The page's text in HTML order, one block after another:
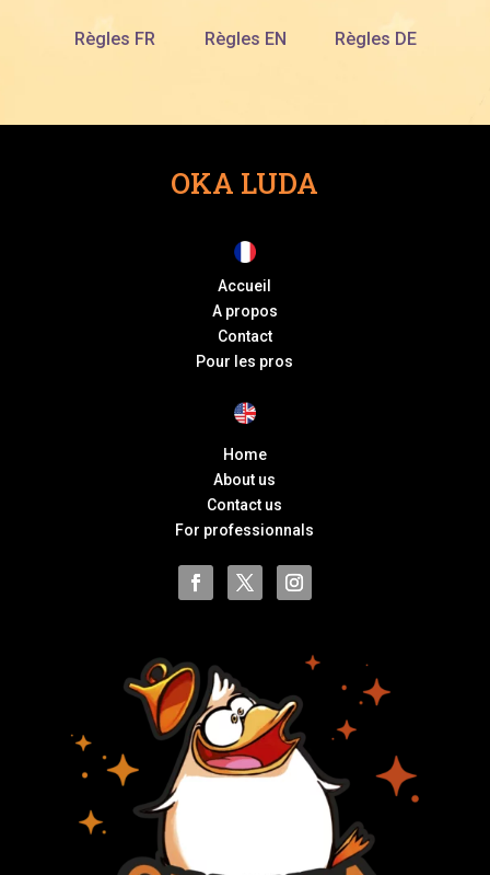
Règles FR Règles EN Règles DE
OKA LUDA
Accueil
A propos
Contact
Pour les pros
Home
About us
Contact us
For professionnals